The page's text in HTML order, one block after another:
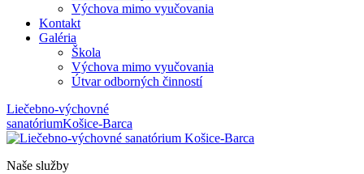
Výchova mimo vyučovania
Kontakt
Galéria
Škola
Výchova mimo vyučovania
Útvar odborných činností
Liečebno-výchovné
sanatóriumKošice-Barca
Naše služby